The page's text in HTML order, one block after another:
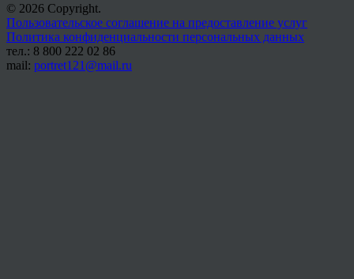
© 2026 Copyright.
Пользовательское соглашение на предоставление услуг
Политика конфиденциальности персональных данных
тел.: 8 800 222 02 86
mail: portret121@mail.ru